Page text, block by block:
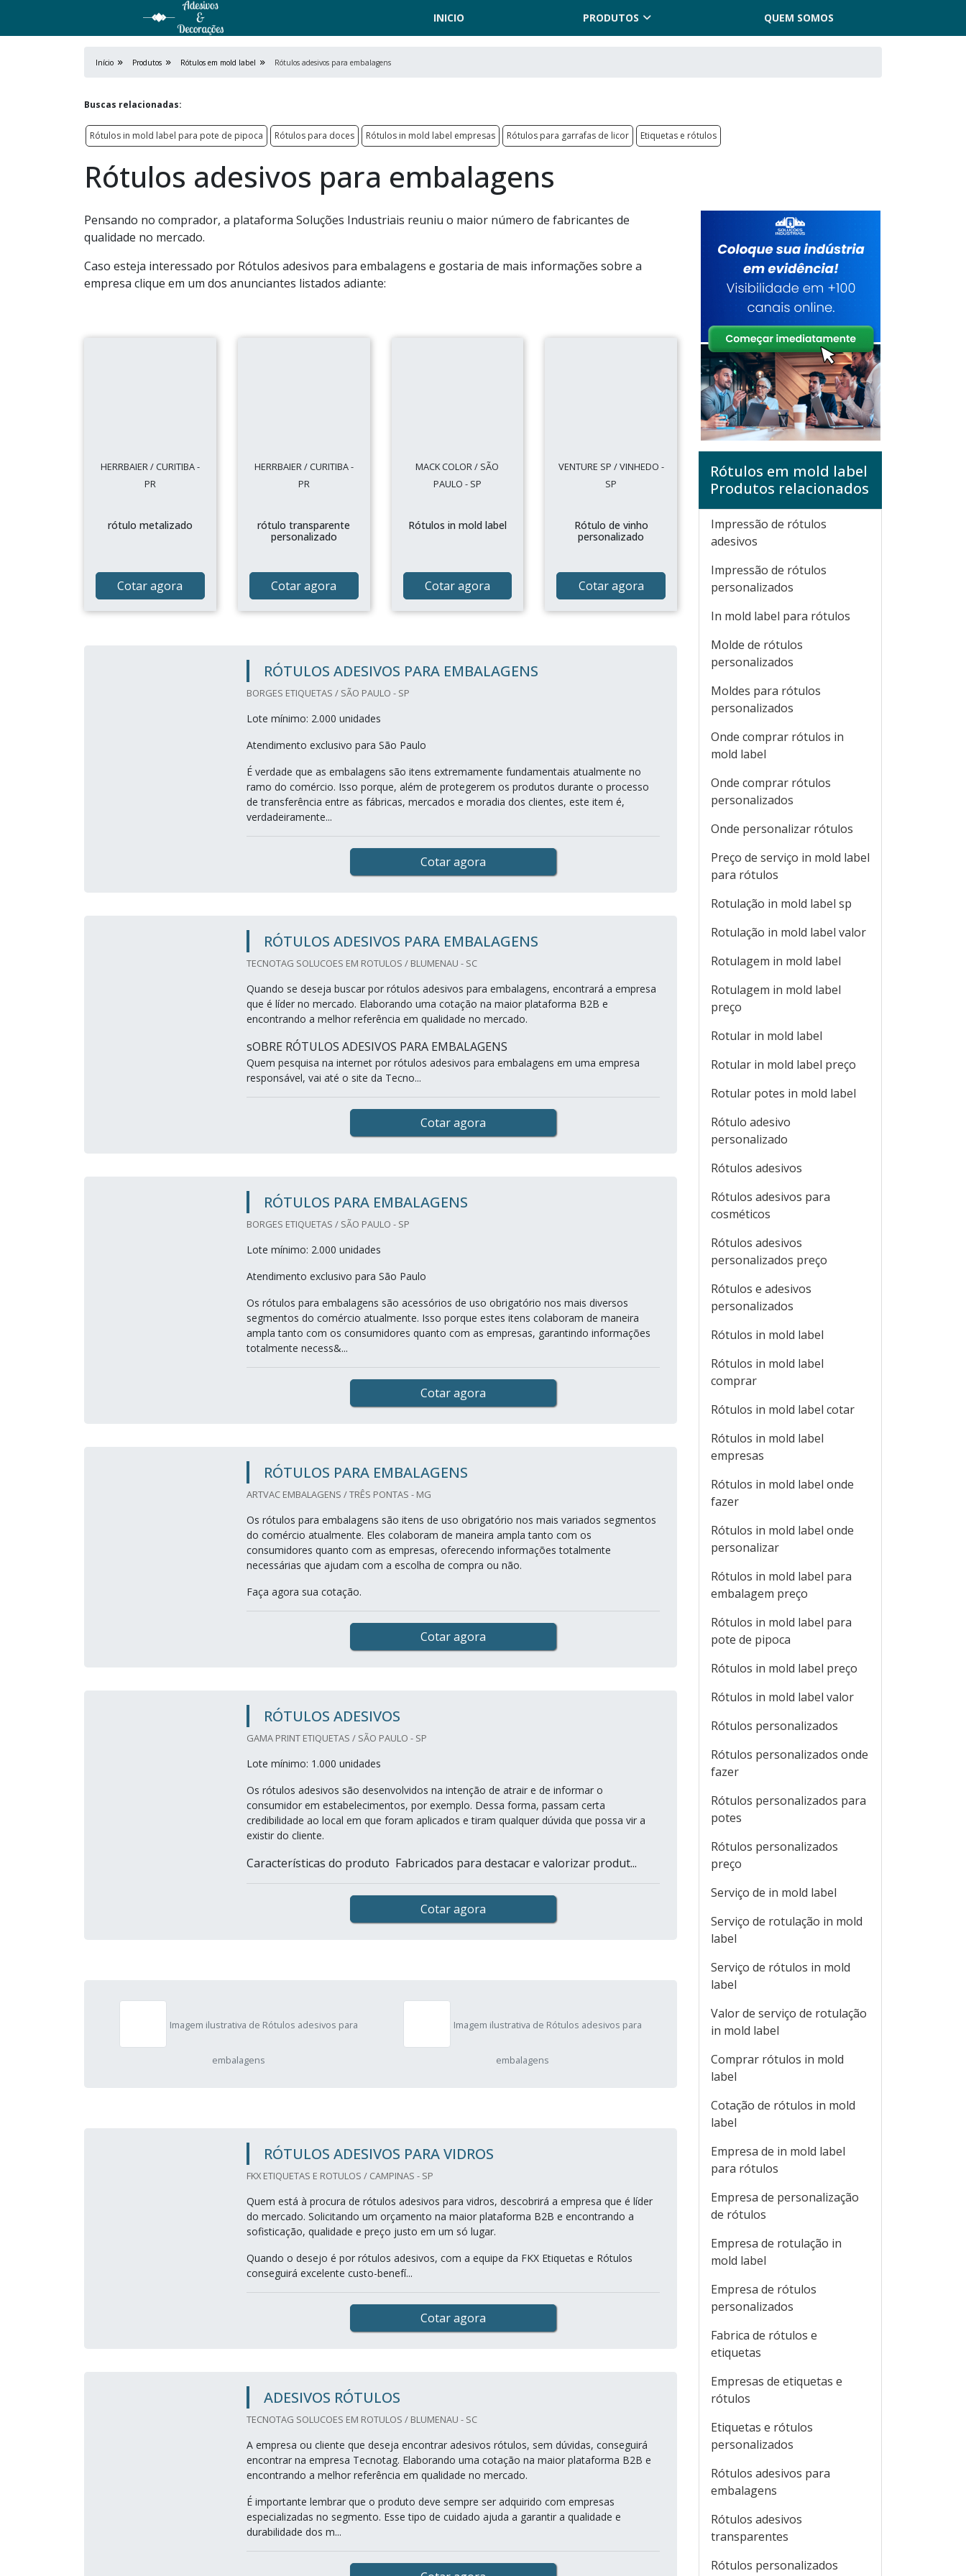
INICIO PRODUTOS QUEM SOMOS
Início Produtos Rótulos em mold label Rótulos adesivos para embalagens
Buscas relacionadas:
Rótulos in mold label para pote de pipoca Rótulos para doces Rótulos in mold label empresas Rótulos para garrafas de licor Etiquetas e rótulos
Rótulos adesivos para embalagens
Pensando no comprador, a plataforma Soluções Industriais reuniu o maior número de fabricantes de
qualidade no mercado.
Caso esteja interessado por Rótulos adesivos para embalagens e gostaria de mais informações sobre a
empresa clique em um dos anunciantes listados adiante:
HERRBAIER / CURITIBA -
PR
rótulo metalizado
Cotar agora
HERRBAIER / CURITIBA -
PR
rótulo transparente
personalizado
Cotar agora
MACK COLOR / SÃO
PAULO - SP
Rótulos in mold label
Cotar agora
VENTURE SP / VINHEDO -
SP
Rótulo de vinho
personalizado
Cotar agora
RÓTULOS ADESIVOS PARA EMBALAGENS
BORGES ETIQUETAS / SÃO PAULO - SP
Lote mínimo: 2.000 unidades
Atendimento exclusivo para São Paulo
É verdade que as embalagens são itens extremamente fundamentais atualmente no
ramo do comércio. Isso porque, além de protegerem os produtos durante o processo
de transferência entre as fábricas, mercados e moradia dos clientes, este item é,
verdadeiramente...
Cotar agora
RÓTULOS ADESIVOS PARA EMBALAGENS
TECNOTAG SOLUCOES EM ROTULOS / BLUMENAU - SC
Quando se deseja buscar por rótulos adesivos para embalagens, encontrará a empresa
que é líder no mercado. Elaborando uma cotação na maior plataforma B2B e
encontrando a melhor referência em qualidade no mercado.
sOBRE RÓTULOS ADESIVOS PARA EMBALAGENS
Quem pesquisa na internet por rótulos adesivos para embalagens em uma empresa
responsável, vai até o site da Tecno...
Cotar agora
RÓTULOS PARA EMBALAGENS
BORGES ETIQUETAS / SÃO PAULO - SP
Lote mínimo: 2.000 unidades
Atendimento exclusivo para São Paulo
Os rótulos para embalagens são acessórios de uso obrigatório nos mais diversos
segmentos do comércio atualmente. Isso porque estes itens colaboram de maneira
ampla tanto com os consumidores quanto com as empresas, garantindo informações
totalmente necess&...
Cotar agora
RÓTULOS PARA EMBALAGENS
ARTVAC EMBALAGENS / TRÊS PONTAS - MG
Os rótulos para embalagens são itens de uso obrigatório nos mais variados segmentos
do comércio atualmente. Eles colaboram de maneira ampla tanto com os
consumidores quanto com as empresas, oferecendo informações totalmente
necessárias que ajudam com a escolha de compra ou não.
Faça agora sua cotação.
Cotar agora
RÓTULOS ADESIVOS
GAMA PRINT ETIQUETAS / SÃO PAULO - SP
Lote mínimo: 1.000 unidades
Os rótulos adesivos são desenvolvidos na intenção de atrair e de informar o
consumidor em estabelecimentos, por exemplo. Dessa forma, passam certa
credibilidade ao local em que foram aplicados e tiram qualquer dúvida que possa vir a
existir do cliente.
Características do produto Fabricados para destacar e valorizar produt...
Cotar agora
Imagem ilustrativa de Rótulos adesivos para
embalagens
Imagem ilustrativa de Rótulos adesivos para
embalagens
RÓTULOS ADESIVOS PARA VIDROS
FKX ETIQUETAS E ROTULOS / CAMPINAS - SP
Quem está à procura de rótulos adesivos para vidros, descobrirá a empresa que é líder
do mercado. Solicitando um orçamento na maior plataforma B2B e encontrando a
sofisticação, qualidade e preço justo em um só lugar.
Quando o desejo é por rótulos adesivos, com a equipe da FKX Etiquetas e Rótulos
conseguirá excelente custo-benefí...
Cotar agora
ADESIVOS RÓTULOS
TECNOTAG SOLUCOES EM ROTULOS / BLUMENAU - SC
A empresa ou cliente que deseja encontrar adesivos rótulos, sem dúvidas, conseguirá
encontrar na empresa Tecnotag. Elaborando uma cotação na maior plataforma B2B e
encontrando a melhor referência em qualidade no mercado.
É importante lembrar que o produto deve sempre ser adquirido com empresas
especializadas no segmento. Esse tipo de cuidado ajuda a garantir a qualidade e
durabilidade dos m...
Rótulos em mold label
Produtos relacionados
Impressão de rótulos
adesivos
Impressão de rótulos
personalizados
In mold label para rótulos
Molde de rótulos
personalizados
Moldes para rótulos
personalizados
Onde comprar rótulos in
mold label
Onde comprar rótulos
personalizados
Onde personalizar rótulos
Preço de serviço in mold label
para rótulos
Rotulação in mold label sp
Rotulação in mold label valor
Rotulagem in mold label
Rotulagem in mold label
preço
Rotular in mold label
Rotular in mold label preço
Rotular potes in mold label
Rótulo adesivo
personalizado
Rótulos adesivos
Rótulos adesivos para
cosméticos
Rótulos adesivos
personalizados preço
Rótulos e adesivos
personalizados
Rótulos in mold label
Rótulos in mold label
comprar
Rótulos in mold label cotar
Rótulos in mold label
empresas
Rótulos in mold label onde
fazer
Rótulos in mold label onde
personalizar
Rótulos in mold label para
embalagem preço
Rótulos in mold label para
pote de pipoca
Rótulos in mold label preço
Rótulos in mold label valor
Rótulos personalizados
Rótulos personalizados onde
fazer
Rótulos personalizados para
potes
Rótulos personalizados
preço
Serviço de in mold label
Serviço de rotulação in mold
label
Serviço de rótulos in mold
label
Valor de serviço de rotulação
in mold label
Comprar rótulos in mold
label
Cotação de rótulos in mold
label
Empresa de in mold label
para rótulos
Empresa de personalização
de rótulos
Empresa de rotulação in
mold label
Empresa de rótulos
personalizados
Fabrica de rótulos e
etiquetas
Empresas de etiquetas e
rótulos
Etiquetas e rótulos
personalizados
Rótulos adesivos para
embalagens
Rótulos adesivos
transparentes
Rótulos personalizados